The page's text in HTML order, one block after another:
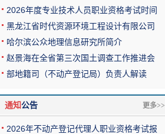
2026年度专业技术人员职业资格考试时间
黑龙江省时代资源环境工程设计有限公司
哈尔滨公众地理信息研究所简介
赵景海在全省第三次国土调查工作推进会
部地籍司（不动产登记局）负责人解读
通知公告 更多>>
2026年不动产登记代理人职业资格考试报